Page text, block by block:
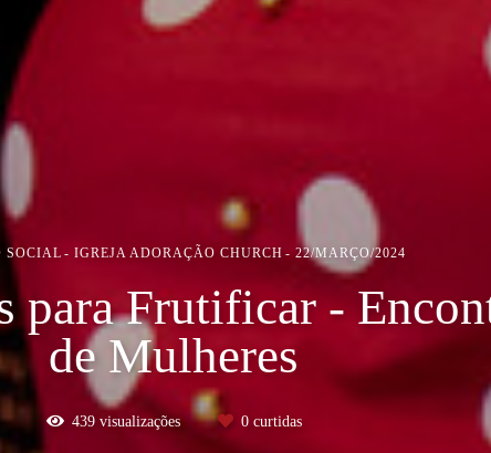
SOCIAL IGREJA ADORAÇÃO CHURCH 22/MARÇO/2024
para Frutificar -
de Mulheres
439visualizações 0curtidas